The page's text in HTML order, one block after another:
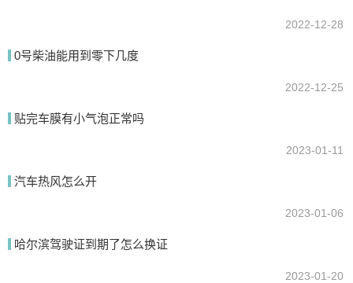
提交
2022-12-28
0号柴油能用到零下几度
2022-12-25
贴完车膜有小气泡正常吗
2023-01-11
汽车热风怎么开
2023-01-06
哈尔滨驾驶证到期了怎么换证
2023-01-20